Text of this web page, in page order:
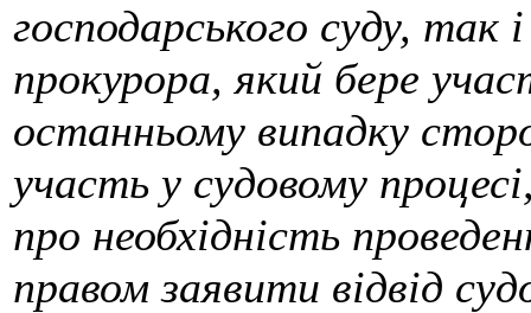
господарського суду, так
прокурора, який бере
останньому випадку
участь у судовому
про необхідність
правом заявити відвід